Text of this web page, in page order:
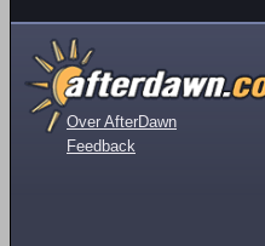
Over AfterDawn
Feedback